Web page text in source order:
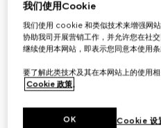
故请谨记他们使用您提供给
而不适用我们的规定。
您的所在地法规可能不会提到”
数据用户”、”数据持有者”、”
等语称之，而
请注意我们
是透过判断”
我们使用Cookie
我们使用 cookie 和类似技术来增强网站
协助我司开展营销工作，并允许您在社交
继续使用本网站，即表示您同意本使用条
要了解此类技术及其在本网站上的使用
Cookie 政策。
Cookie 设
OK